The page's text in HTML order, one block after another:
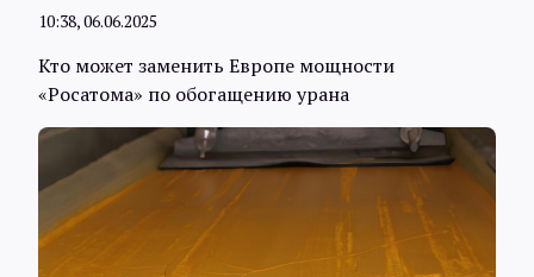
Статьи
Обзоры
Интервью
10:38, 06.06.2025
Кто может заменить Европе мощности
«Росатома» по обогащению урана